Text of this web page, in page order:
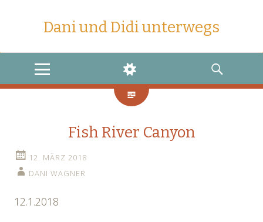
Dani und Didi unterwegs
MENU
WIDGETS
SEARCH
Fish River Canyon
12. MÄRZ 2018
DANI WAGNER
12.1.2018